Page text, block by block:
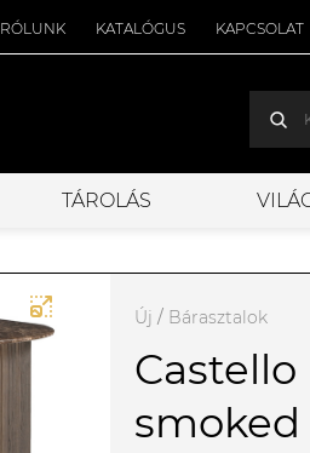
RÓLUNK KATALÓGUS KAPCSOLAT
TÁROLÁS
Új / Bárasztalok